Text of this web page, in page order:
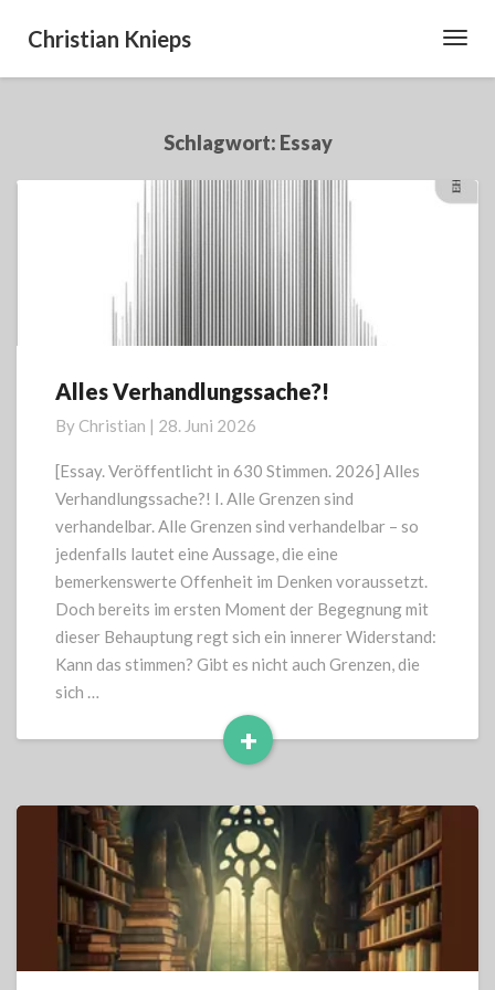
Christian Knieps
Schlagwort: Essay
Alles
Verhandlungssache?!
Alles Verhandlungssache?!
By Christian | 28. Juni 2026
[Essay. Veröffentlicht in 630 Stimmen. 2026] Alles
Verhandlungssache?! I. Alle Grenzen sind
verhandelbar. Alle Grenzen sind verhandelbar – so
jedenfalls lautet eine Aussage, die eine
bemerkenswerte Offenheit im Denken voraussetzt.
Doch bereits im ersten Moment der Begegnung mit
dieser Behauptung regt sich ein innerer Widerstand:
Kann das stimmen? Gibt es nicht auch Grenzen, die
sich …
+
Read